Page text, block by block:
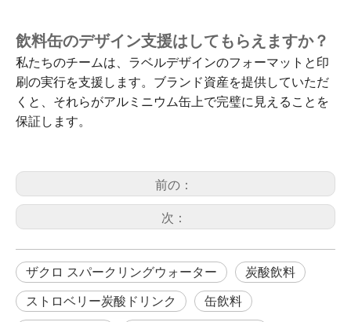
飲料缶のデザイン支援はしてもらえますか？
私たちのチームは、ラベルデザインのフォーマットと印
刷の実行を支援します。ブランド資産を提供していただ
くと、それらがアルミニウム缶上で完璧に見えることを
保証します。
前の：
次：
ザクロ スパークリングウォーター 炭酸飲料
ストロベリー炭酸ドリンク 缶飲料